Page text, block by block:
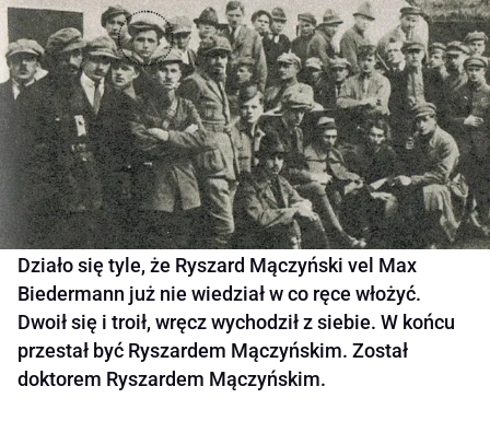
Działo się tyle, że Ryszard Mączyński vel Max
Biedermann już nie wiedział w co ręce włożyć.
Dwoił się i troił, wręcz wychodził z siebie. W końcu
przestał być Ryszardem Mączyńskim. Został
doktorem Ryszardem Mączyńskim.